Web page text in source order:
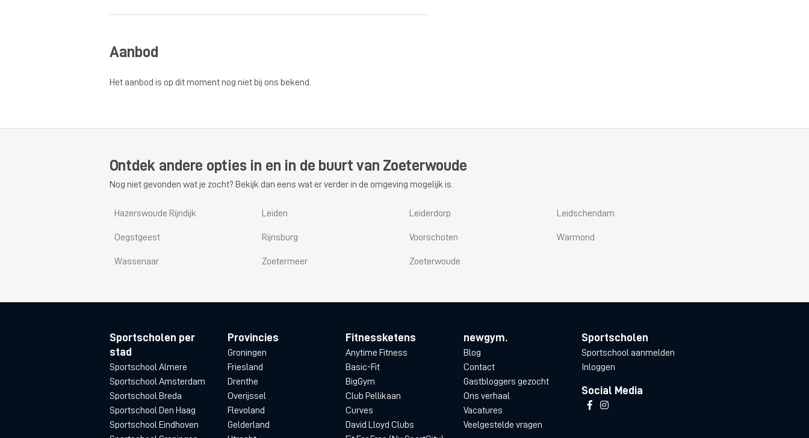
Aanbod
Het aanbod is op dit moment nog niet bij ons bekend.
Ontdek andere opties in en in de buurt van Zoeterwoude
Nog niet gevonden wat je zocht? Bekijk dan eens wat er verder in de omgeving mogelijk is.
Hazerswoude Rijndijk Leiden Leiderdorp Leidschendam
Oegstgeest Rijnsburg Voorschoten Warmond
Wassenaar Zoetermeer Zoeterwoude
Sportscholen per
stad
Sportschool Almere
Sportschool Amsterdam
Sportschool Breda
Sportschool Den Haag
Sportschool Eindhoven
Provincies
Groningen
Friesland
Drenthe
Overijssel
Flevoland
Gelderland
Fitnessketens
Anytime Fitness
Basic-Fit
BigGym
Club Pellikaan
Curves
David Lloyd Clubs
newgym.
Blog
Contact
Gastbloggers gezocht
Ons verhaal
Vacatures
Veelgestelde vragen
Sportscholen
Sportschool aanmelden
Inloggen
Social Media